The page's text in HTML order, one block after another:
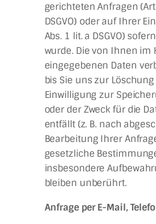
gerichteten Anfragen
DSGVO) oder auf Ihrer
Abs. 1 lit. a DSGVO)
wurde. Die von Ihnen im
eingegebenen Daten
bis Sie uns zur
Einwilligung zur
oder der Zweck für die
entfällt (z. B. nach
Bearbeitung Ihrer
gesetzliche
insbesondere
bleiben unberührt.
Anfrage per E-Mail,